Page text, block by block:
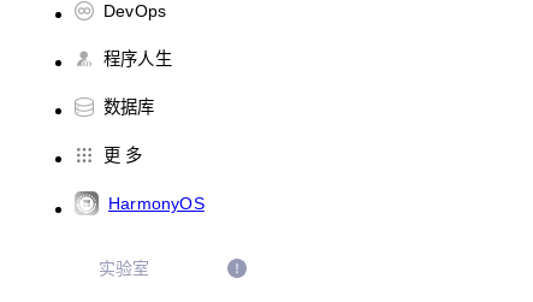
DevOps
程序人生
数据库
更 多
HarmonyOS
实验室